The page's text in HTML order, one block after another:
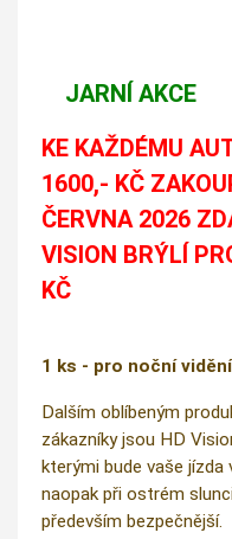
JARNÍ AKCE
KE KAŽDÉMU
1600,- KČ
ČERVNA 2026
VISION BRÝLÍ
KČ
1 ks - pro noční vidění
Dalším oblíbeným
zákazníky jsou HD
kterými bude vaše jízda
naopak při ostrém
především bezpečnější.